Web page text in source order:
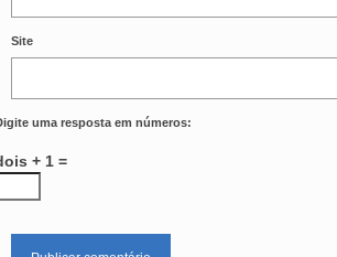
Site
uma resposta em números:
+ 1 =